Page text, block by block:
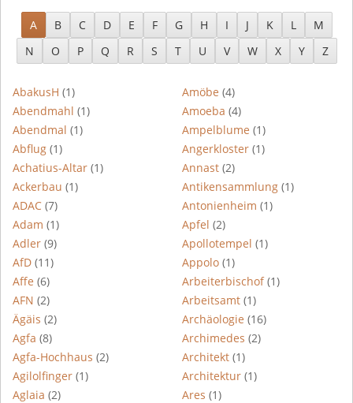
A B C D E F G H I J K L
M
N
O P Q R S T U V W X Y Z
AbakusH (1)
Abendmahl (1)
Abendmal (1)
Abflug (1)
Achatius-Altar (1)
Ackerbau (1)
ADAC (7)
Adam (1)
Adler (9)
AfD (11)
Affe (6)
AFN (2)
Ägäis (2)
Agfa (8)
Agfa-Hochhaus (2)
Agilolfinger (1)
Aglaia (2)
Amöbe (4)
Amoeba (4)
Ampelblume (1)
Angerkloster (1)
Annast (2)
Antikensammlung (1)
Antonienheim (1)
Apfel (2)
Apollotempel (1)
Appolo (1)
Arbeiterbischof(1)
Arbeitsamt (1)
Archäologie (16)
Archimedes (2)
Architekt (1)
Architektur (1)
Ares (1)